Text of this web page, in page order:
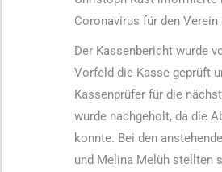
Coronavirus für den
Der Kassenbericht wurde
Vorfeld die Kasse geprüft
Kassenprüfer für die
wurde nachgeholt, da die
konnte. Bei den
und Melina Melüh stellten